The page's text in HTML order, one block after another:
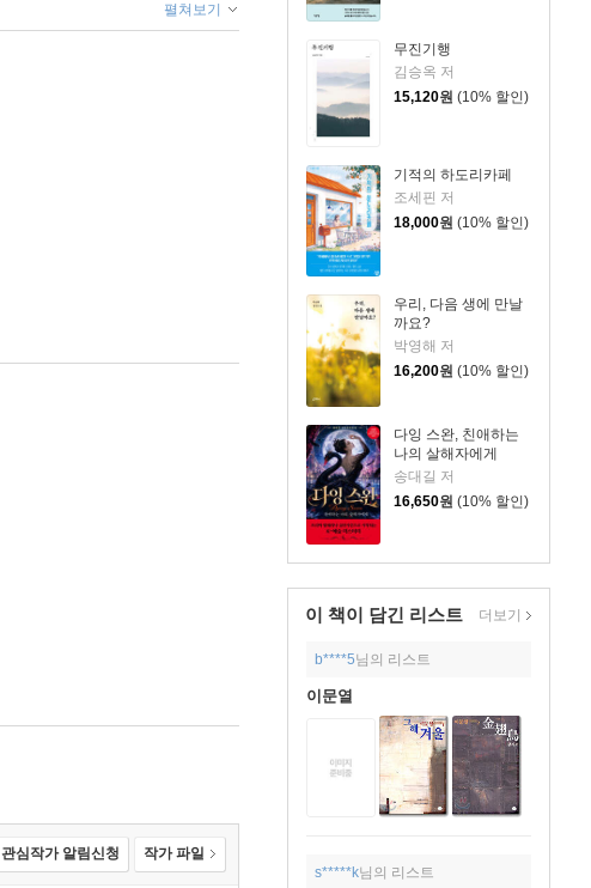
무진기행
김승옥 저
15,120원 (10% 할인)
기적의 하도리카페
조세핀 저
18,000원 (10% 할인)
우리, 다음 생에 만날
까요?
박영해 저
16,200원 (10% 할인)
다잉 스완, 친애하는
나의 살해자에게
송대길 저
16,650원 (10% 할인)
이 책이 담긴 리스트 더보기
b****5님의 리스트
이문열
s*****k님의 리스트
펼쳐보기
관심작가 알림신청 작가 파일